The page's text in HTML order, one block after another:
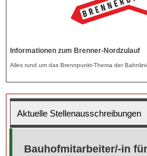
Informationen zum Brenner-Nordzulauf
Alles rund um das Brennpunkt-Thema der
Aktuelle Stellenausschreibungen
Bauhofmitarbeiter/-in